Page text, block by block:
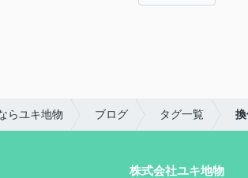
らユキ地物 ブログ タグ一覧
株式会社ユキ地物